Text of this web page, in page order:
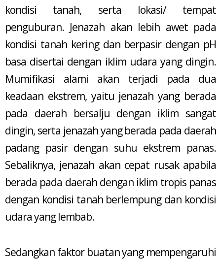
kondisi tanah, serta lokasi/ tempat
penguburan. Jenazah akan lebih awet pada
kondisi tanah kering dan berpasir dengan pH
basa disertai dengan iklim udara yang dingin.
Mumifikasi alami akan terjadi pada dua
keadaan ekstrem, yaitu jenazah yang berada
pada daerah bersalju dengan iklim sangat
dingin, serta jenazah yang berada pada daerah
padang pasir dengan suhu ekstrem panas.
Sebaliknya, jenazah akan cepat rusak apabila
berada pada daerah dengan iklim tropis panas
dengan kondisi tanah berlempung dan kondisi
udara yang lembab.
Sedangkan faktor buatan yang mempengaruhi